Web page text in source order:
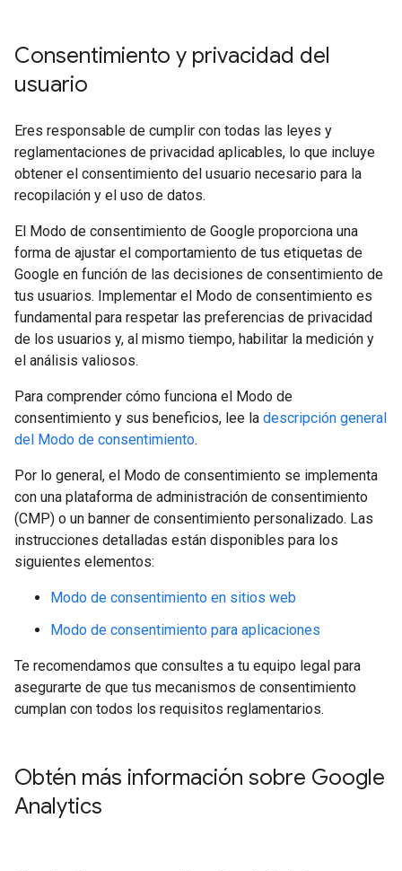
Consentimiento y privacidad del
usuario
Eres responsable de cumplir con todas las leyes y
reglamentaciones de privacidad aplicables, lo que incluye
obtener el consentimiento del usuario necesario para la
recopilación y el uso de datos.
El Modo de consentimiento de Google proporciona una
forma de ajustar el comportamiento de tus etiquetas de
Google en función de las decisiones de consentimiento de
tus usuarios. Implementar el Modo de consentimiento es
fundamental para respetar las preferencias de privacidad
de los usuarios y, al mismo tiempo, habilitar la medición y
el análisis valiosos.
Para comprender cómo funciona el Modo de
consentimiento y sus beneficios, lee la descripción general
del Modo de consentimiento.
Por lo general, el Modo de consentimiento se implementa
con una plataforma de administración de consentimiento
(CMP) o un banner de consentimiento personalizado. Las
instrucciones detalladas están disponibles para los
siguientes elementos:
Modo de consentimiento en sitios web
Modo de consentimiento para aplicaciones
Te recomendamos que consultes a tu equipo legal para
asegurarte de que tus mecanismos de consentimiento
cumplan con todos los requisitos reglamentarios.
Obtén más información sobre Google
Analytics